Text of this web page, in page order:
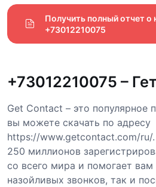
Получить полный отчет о
+73012210075
+73012210075 –
Get Contact – это популярное
вы можете скачать по адресу
https://www.getcontact.com/
250 миллионов
со всего мира и помогает вам
назойливых звонков, так и